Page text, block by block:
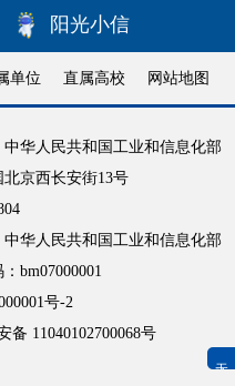
无障碍浏览
阳光小信
单位 直属高校 网站地图
中华人民共和国工业和信息化部
京西长安街13号
中华人民共和国工业和信息化部
bm07000001
号-2
备 11040102700068号